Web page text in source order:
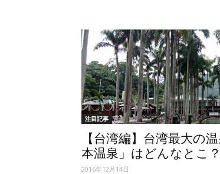
注目記事
【台湾編】台湾最大の
本温泉」はどんなとこ？
2016年12月14日